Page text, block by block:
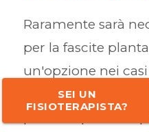
Raramente sarà
per la fascite
un'opzione nei
interventi
plantare possono
SEI UN
FISIOTERAPISTA?